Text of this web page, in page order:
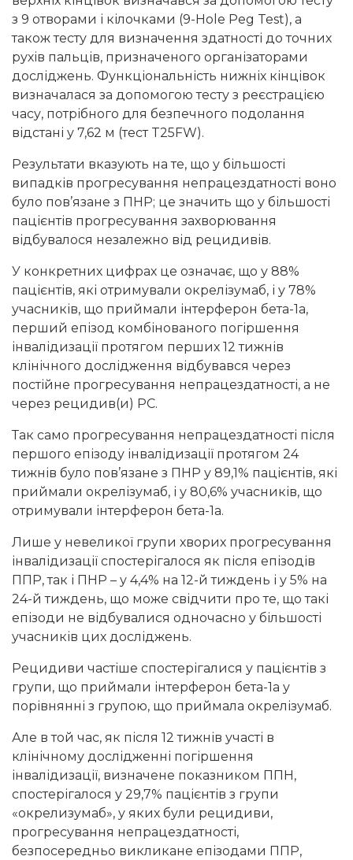
з 9 отворами і кілочками (9-Hole Peg Test), а
також тесту для визначення здатності до точних
рухів пальців, призначеного організаторами
досліджень. Функціональність нижніх кінцівок
визначалася за допомогою тесту з реєстрацією
часу, потрібного для безпечного подолання
відстані у 7,62 м (тест T25FW).
Результати вказують на те, що у більшості
випадків прогресування непрацездатності воно
було пов’язане з ПНР; це значить що у більшості
пацієнтів прогресування захворювання
відбувалося незалежно від рецидивів.
У конкретних цифрах це означає, що у 88%
пацієнтів, які отримували окрелізумаб, і у 78%
учасників, що приймали інтерферон бета-1а,
перший епізод комбінованого погіршення
інвалідизації протягом перших 12 тижнів
клінічного дослідження відбувався через
постійне прогресування непрацездатності, а не
через рецидив(и) РС.
Так само прогресування непрацездатності після
першого епізоду інвалідизації протягом 24
тижнів було пов’язане з ПНР у 89,1% пацієнтів, які
приймали окрелізумаб, і у 80,6% учасників, що
отримували інтерферон бета-1а.
Лише у невеликої групи хворих прогресування
інвалідизації спостерігалося як після епізодів
ППР, так і ПНР – у 4,4% на 12-й тиждень і у 5% на
24-й тиждень, що може свідчити про те, що такі
епізоди не відбувалися одночасно у більшості
учасників цих досліджень.
Рецидиви частіше спостерігалися у пацієнтів з
групи, що приймали інтерферон бета-1а у
порівнянні з групою, що приймала окрелізумаб.
Але в той час, як після 12 тижнів участі в
клінічному дослідженні погіршення
інвалідизації, визначене показником ППН,
спостерігалося у 29,7% пацієнтів з групи
«окрелизумаб», у яких були рецидиви,
прогресування непрацездатності,
безпосередньо викликане епізодами ППР,